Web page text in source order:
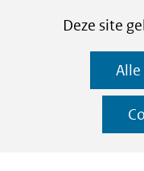
CookiesDeze site